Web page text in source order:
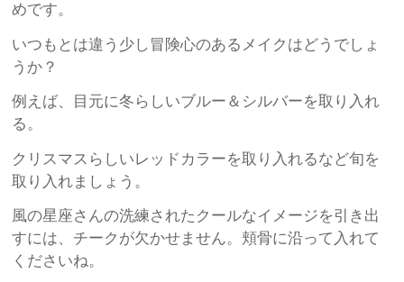
めです。
いつもとは違う少し冒険心のあるメイクはどうでしょ
うか？
例えば、目元に冬らしいブルー＆シルバーを取り入れ
る。
クリスマスらしいレッドカラーを取り入れるなど旬を
取り入れましょう。
風の星座さんの洗練されたクールなイメージを引き出
すには、チークが欠かせません。頬骨に沿って入れて
くださいね。